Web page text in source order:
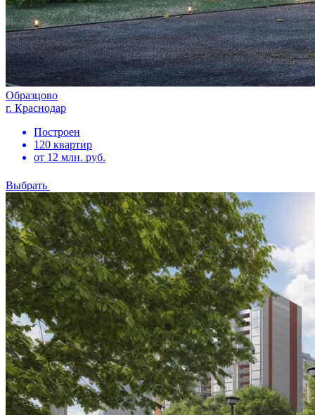
Образцово
г. Краснодар
Построен
120 квартир
от 12 млн. руб.
Выбрать